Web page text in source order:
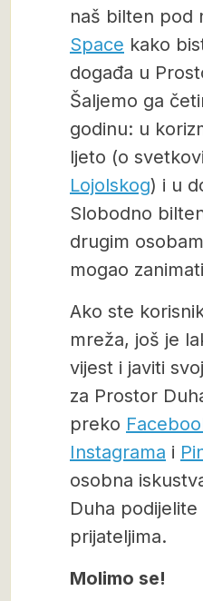
naš bilten pod
Space kako
događa u
Šaljemo ga
godinu: u
ljeto (o
Lojolskog) i u
Slobodno
drugim
mogao
Ako ste
mreža, još je
vijest i javiti
za Prostor
preko
Instagrama i
osobna
Duha podijelite
prijateljima.
Molimo se!